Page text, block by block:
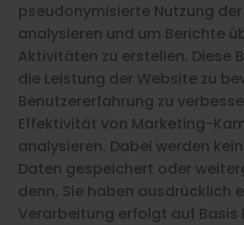
pseudonymisierte Nutzung
analysieren und um Berichte
Aktivitäten zu erstellen. Diese
die Leistung der Website zu
Benutzererfahrung zu
Effektivität von Marketing-
analysieren. Dabei werden
Daten gespeichert oder
denn, Sie haben ausdrücklich
Verarbeitung erfolgt auf Basis